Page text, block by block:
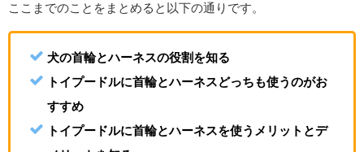
ここまでのことをまとめると以下の通りです。
犬の首輪とハーネスの役割を知る
トイプードルに首輪とハーネスどっちも使うのがお
すすめ
トイプードルに首輪とハーネスを使うメリットとデ